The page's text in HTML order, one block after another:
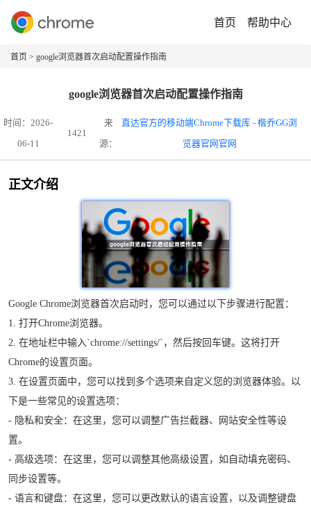
首页 帮助中心
首页 > google浏览器首次启动配置操作指南
google浏览器首次启动配置操作指南
时间：2026-
06-11
1421
来
源：
直达官方的移动端Chrome下载库 - 楷乔GG浏
览器官网官网
正文介绍
Google Chrome浏览器首次启动时，您可以通过以下步骤进行配置：
1. 打开Chrome浏览器。
2. 在地址栏中输入`chrome://settings/`，然后按回车键。这将打开
Chrome的设置页面。
3. 在设置页面中，您可以找到多个选项来自定义您的浏览器体验。以
下是一些常见的设置选项：
- 隐私和安全：在这里，您可以调整广告拦截器、网站安全性等设
置。
- 高级选项：在这里，您可以调整其他高级设置，如自动填充密码、
同步设置等。
- 语言和键盘：在这里，您可以更改默认的语言设置，以及调整键盘